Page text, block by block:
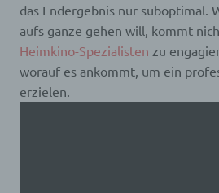
das Endergebnis nur suboptimal.
aufs ganze gehen will, kommt
Heimkino-Spezialisten zu
worauf es ankommt, um ein
erzielen.